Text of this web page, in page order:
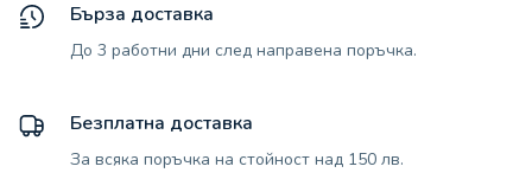
Бърза доставка
До 3 работни дни след направена поръчка.
Безплатна доставка
За всяка поръчка на стойност над 150 лв.